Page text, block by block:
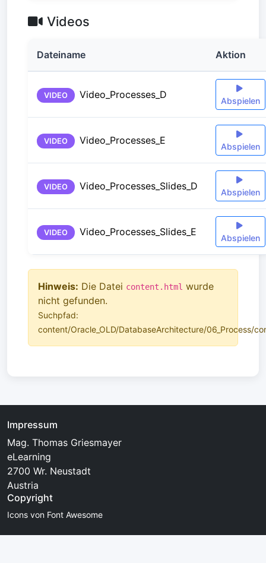
Videos
Dateiname Aktion
VIDEO Video_Processes_D
Abspielen
VIDEO Video_Processes_E
Abspielen
VIDEO Video_Processes_Slides_D
Abspielen
VIDEO Video_Processes_Slides_E
Abspielen
Hinweis: Die Datei content.html wurde
nicht gefunden.
Suchpfad:
content/Oracle_OLD/DatabaseArchitecture/06_Process/
Impressum
Mag. Thomas Griesmayer
eLearning
2700 Wr. Neustadt
Austria
Copyright
Icons von Font Awesome